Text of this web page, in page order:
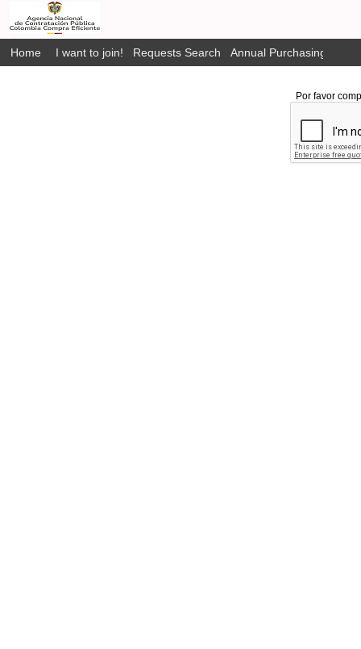
Home I want to join! Requests Search Annual Purchasing Plan
Por favor